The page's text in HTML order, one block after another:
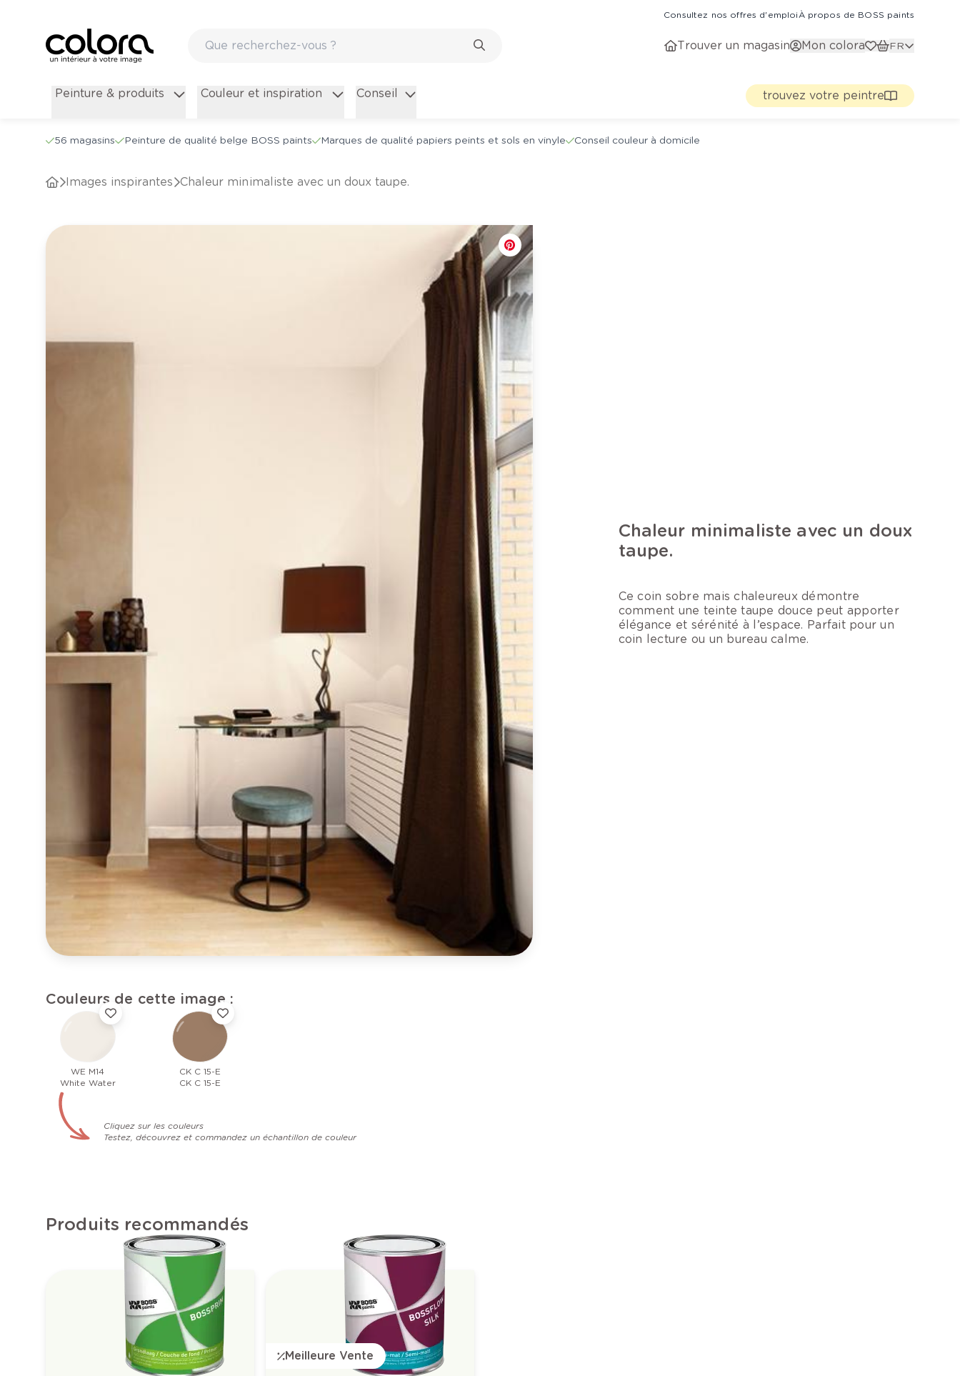
Consultez nos offres d'emploiÀ propos de BOSS paints
Trouver un magasin Mon colora FR
Peinture & produits Couleur et inspiration Conseil trouvez votre peintre
56 magasins Peinture de qualité belge BOSS paints Marques de qualité papiers peints et sols en vinyle Conseil couleur à domicile
Images inspirantes Chaleur minimaliste avec un doux taupe.
Chaleur minimaliste avec un doux
taupe.
Ce coin sobre mais chaleureux démontre
comment une teinte taupe douce peut apporter
élégance et sérénité à l’espace. Parfait pour un
coin lecture ou un bureau calme.
Couleurs de cette image :
WE M14
White Water
CK C 15-E
CK C 15-E
Cliquez sur les couleurs
Testez, découvrez et commandez un échantillon de couleur
Produits recommandés
Meilleure Vente